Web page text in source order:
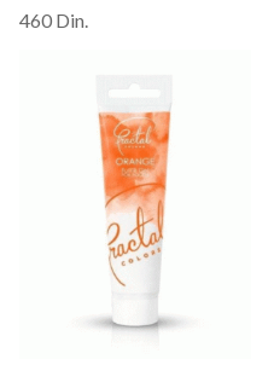
460 Din.